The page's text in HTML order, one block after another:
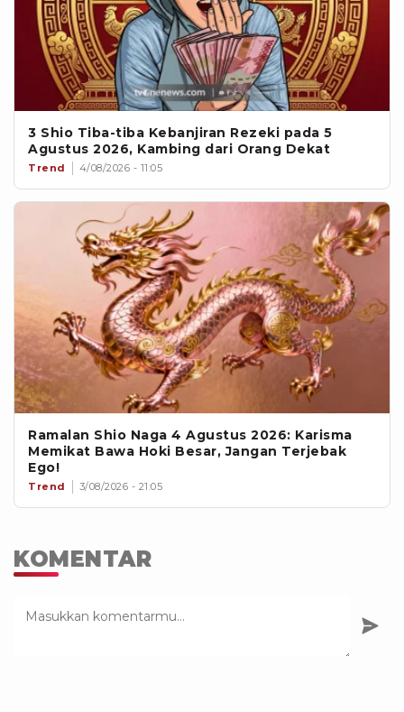
3 Shio Tiba-tiba Kebanjiran Rezeki pada 5
Agustus 2026, Kambing dari Orang Dekat
Trend 4/08/2026 - 11:05
Ramalan Shio Naga 4 Agustus 2026: Karisma
Memikat Bawa Hoki Besar, Jangan Terjebak
Ego!
Trend 3/08/2026 - 21:05
KOMENTAR